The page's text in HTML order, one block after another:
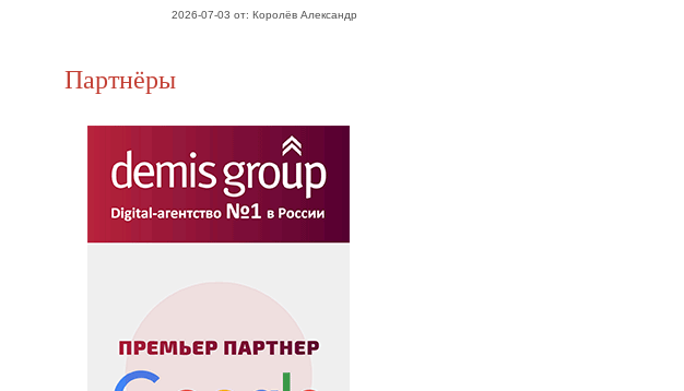
2026-07-03 от: Королёв Александр
Партнёры